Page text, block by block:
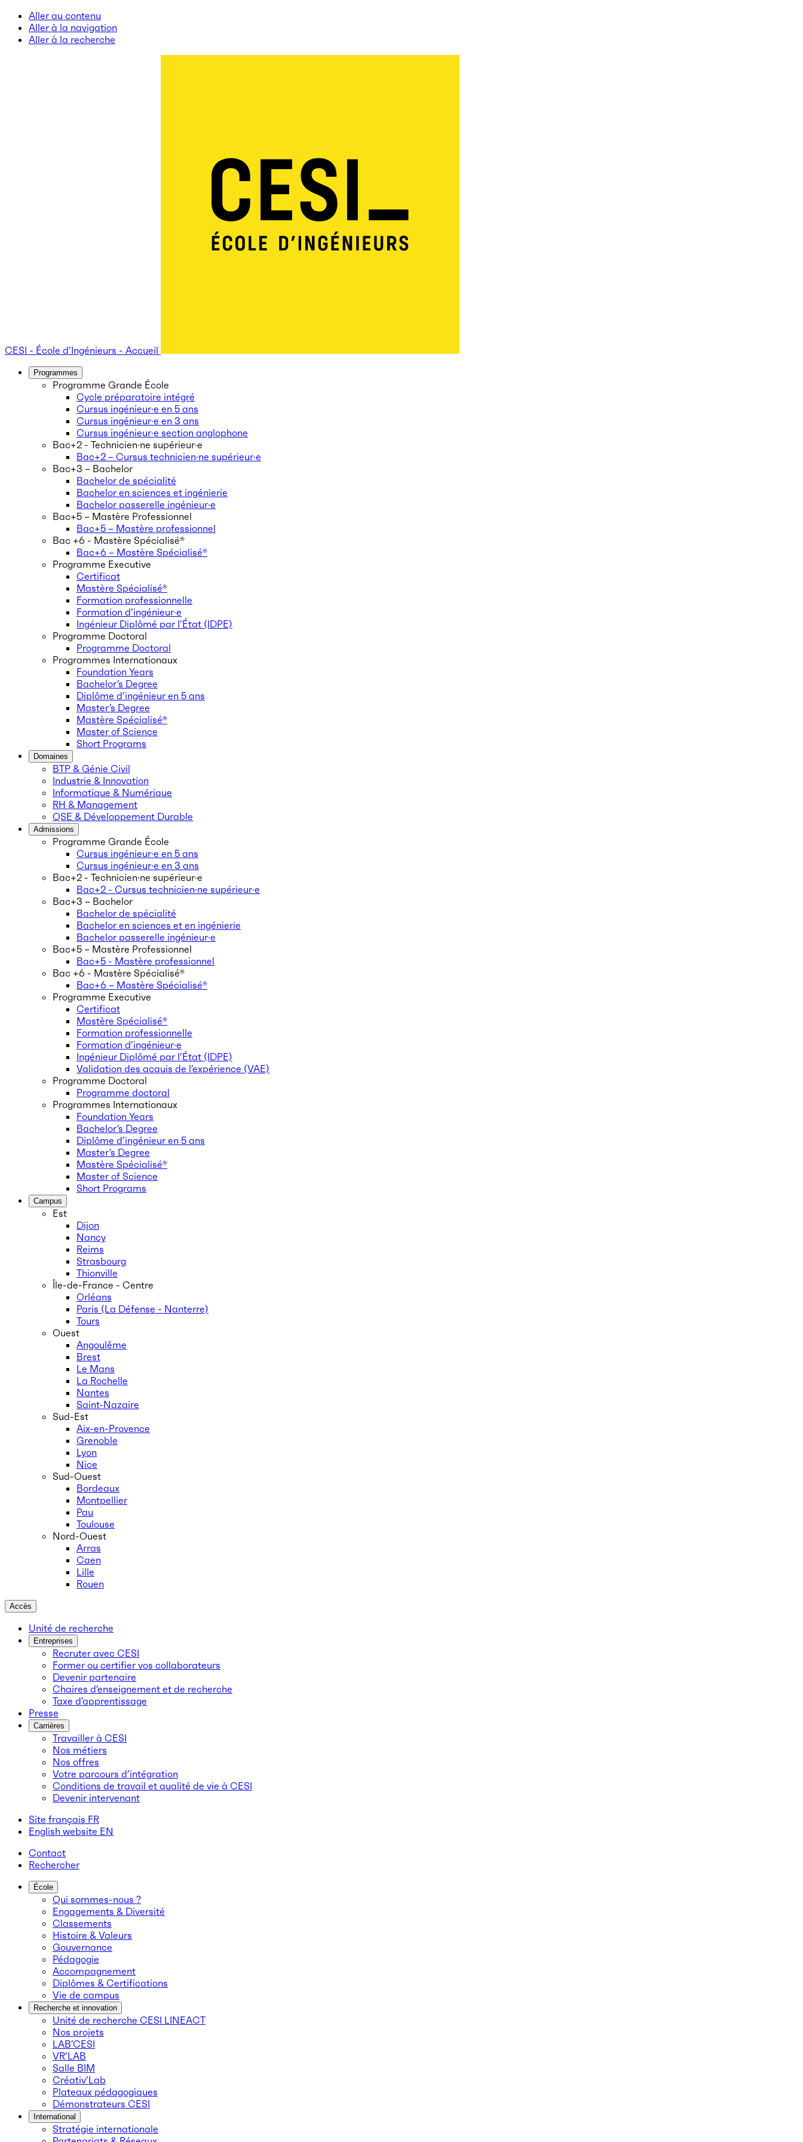
Aller au contenu
Aller à la navigation
Aller à la recherche
CESI - École d’Ingénieurs - Accueil
Programmes
Programme Grande École
Cycle préparatoire intégré
Cursus ingénieur·e en 5 ans
Cursus ingénieur·e en 3 ans
Cursus ingénieur·e section anglophone
Bac+2 - Technicien·ne supérieur·e
Bac+2 – Cursus technicien·ne supérieur·e
Bac+3 – Bachelor
Bachelor de spécialité
Bachelor en sciences et ingénierie
Bachelor passerelle ingénieur·e
Bac+5 – Mastère Professionnel
Bac+5 – Mastère professionnel
Bac +6 - Mastère Spécialisé®
Bac+6 – Mastère Spécialisé®
Programme Executive
Certificat
Mastère Spécialisé®
Formation professionnelle
Formation d’ingénieur·e
Ingénieur Diplômé par l’État (IDPE)
Programme Doctoral
Programme Doctoral
Programmes Internationaux
Foundation Years
Bachelor’s Degree
Diplôme d’ingénieur en 5 ans
Master’s Degree
Mastère Spécialisé®
Master of Science
Short Programs
Domaines
BTP & Génie Civil
Industrie & Innovation
Informatique & Numérique
RH & Management
QSE & Développement Durable
Admissions
Programme Grande École
Cursus ingénieur·e en 5 ans
Cursus ingénieur·e en 3 ans
Bac+2 - Technicien·ne supérieur·e
Bac+2 - Cursus technicien·ne supérieur·e
Bac+3 – Bachelor
Bachelor de spécialité
Bachelor en sciences et en ingénierie
Bachelor passerelle ingénieur·e
Bac+5 – Mastère Professionnel
Bac+5 - Mastère professionnel
Bac +6 - Mastère Spécialisé®
Bac+6 – Mastère Spécialisé®
Programme Executive
Certificat
Mastère Spécialisé®
Formation professionnelle
Formation d’ingénieur·e
Ingénieur Diplômé par l’État (IDPE)
Validation des acquis de l’expérience (VAE)
Programme Doctoral
Programme doctoral
Programmes Internationaux
Foundation Years
Bachelor’s Degree
Diplôme d’ingénieur en 5 ans
Master’s Degree
Mastère Spécialisé®
Master of Science
Short Programs
Campus
Est
Dijon
Nancy
Reims
Strasbourg
Thionville
Île-de-France - Centre
Orléans
Paris (La Défense - Nanterre)
Tours
Ouest
Angoulême
Brest
Le Mans
La Rochelle
Nantes
Saint-Nazaire
Sud-Est
Aix-en-Provence
Grenoble
Lyon
Nice
Sud-Ouest
Bordeaux
Montpellier
Pau
Toulouse
Nord-Ouest
Arras
Caen
Lille
Rouen
Accès
Unité de recherche
Entreprises
Recruter avec CESI
Former ou certifier vos collaborateurs
Devenir partenaire
Chaires d’enseignement et de recherche
Taxe d’apprentissage
Presse
Carrières
Travailler à CESI
Nos métiers
Nos offres
Votre parcours d’intégration
Conditions de travail et qualité de vie à CESI
Devenir intervenant
Site français FR
English website EN
Contact
Rechercher
École
Qui sommes-nous ?
Engagements & Diversité
Classements
Histoire & Valeurs
Gouvernance
Pédagogie
Accompagnement
Diplômes & Certifications
Vie de campus
Recherche et innovation
Unité de recherche CESI LINEACT
Nos projets
LAB’CESI
VR’LAB
Salle BIM
Créativ’Lab
Plateaux pédagogiques
Démonstrateurs CESI
International
Stratégie internationale